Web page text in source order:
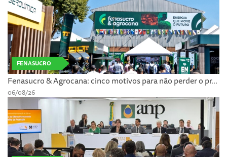
FENASUCRO
Fenasucro & Agrocana: cinco motivos para não perder o pr...
06/08/26